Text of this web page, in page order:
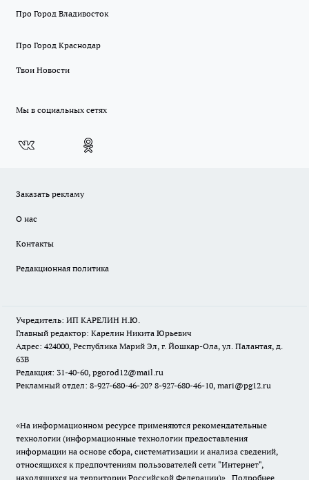
Про Город Владивосток
Про Город Краснодар
Твои Новости
Мы в социальных сетях
Заказать рекламу
О нас
Контакты
Редакционная политика
Учредитель: ИП КАРЕЛИН Н.Ю.
Главный редактор: Карелин Никита Юрьевич
Адрес: 424000, Республика Марий Эл, г. Йошкар-Ола, ул. Палантая, д.
63В
Редакция: 31-40-60, pgorod12@mail.ru
Рекламный отдел: 8-927-680-46-20? 8-927-680-46-10, mari@pg12.ru
«На информационном ресурсе применяются рекомендательные
технологии (информационные технологии предоставления
информации на основе сбора, систематизации и анализа сведений,
относящихся к предпочтениям пользователей сети "Интернет",
находящихся на территории Российской Федерации)». Подробнее